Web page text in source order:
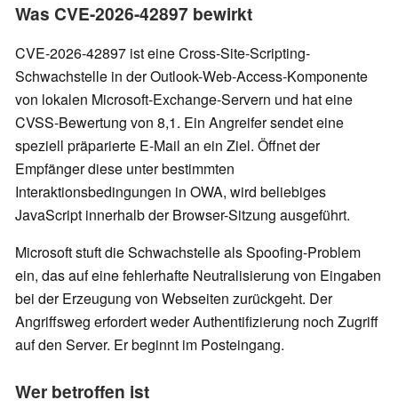
Was CVE-2026-42897 bewirkt
CVE-2026-42897 ist eine Cross-Site-Scripting-
Schwachstelle in der Outlook-Web-Access-Komponente
von lokalen Microsoft-Exchange-Servern und hat eine
CVSS-Bewertung von 8,1. Ein Angreifer sendet eine
speziell präparierte E-Mail an ein Ziel. Öffnet der
Empfänger diese unter bestimmten
Interaktionsbedingungen in OWA, wird beliebiges
JavaScript innerhalb der Browser-Sitzung ausgeführt.
Microsoft stuft die Schwachstelle als Spoofing-Problem
ein, das auf eine fehlerhafte Neutralisierung von Eingaben
bei der Erzeugung von Webseiten zurückgeht. Der
Angriffsweg erfordert weder Authentifizierung noch Zugriff
auf den Server. Er beginnt im Posteingang.
Wer betroffen ist